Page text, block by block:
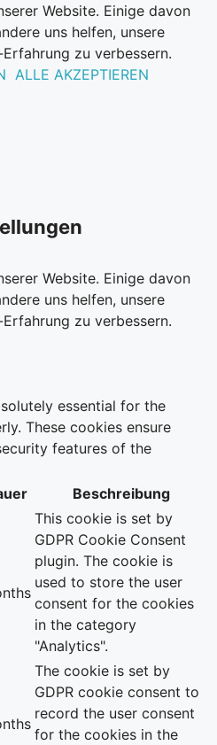
Website. Einige davon
uns helfen, unsere
zu verbessern.
ALLE AKZEPTIEREN
Website. Einige davon
uns helfen, unsere
zu verbessern.
essential for the
These cookies ensure
features of the
Beschreibung
This cookie is set by
GDPR Cookie Consent
plugin. The cookie is
used to store the user
consent for the cookies
in the category
"Analytics".
The cookie is set by
GDPR cookie consent to
record the user consent
for the cookies in the